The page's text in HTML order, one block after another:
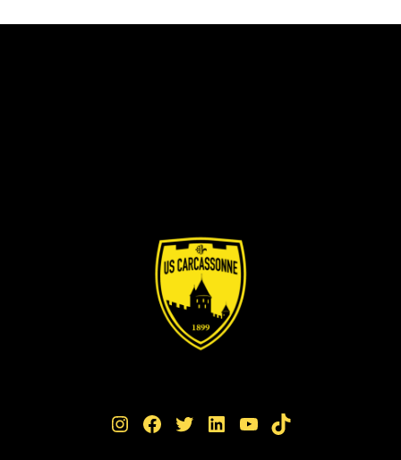
Instagram Facebook Twitter LinkedIn YouTube TikTok